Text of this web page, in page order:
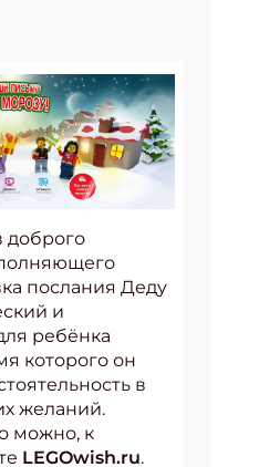
доброго
послания Деду
и
ребёнка
которого он
в
желаний.
можно, к
LEGOwish.ru.